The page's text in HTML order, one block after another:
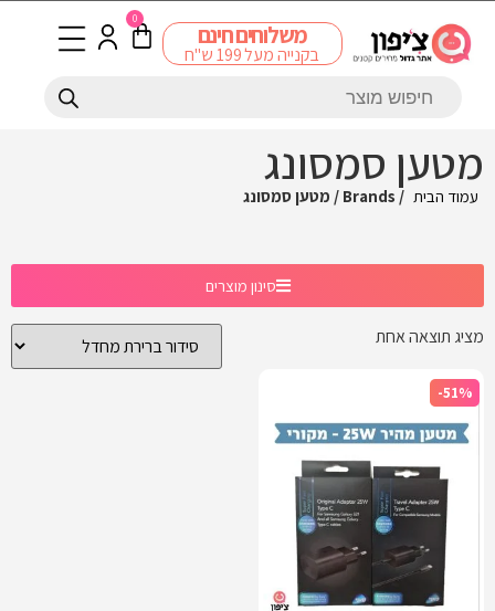
משלוחים חינם
בקנייה מעל 199 ש"ח
0
מטען סמסונג
עמוד הבית / Brands / מטען סמסונג
סינון מוצרים
מציג תוצאה אחת
-51%